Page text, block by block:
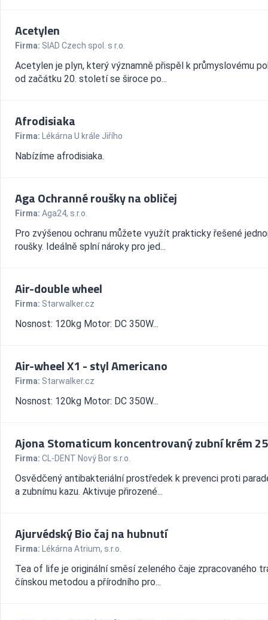
Acetylen
Firma: SIAD Czech spol. s r.o.
Acetylen je plyn, který významně přispěl k průmyslovému
od začátku 20. století se široce po...
Afrodisiaka
Firma: Lékárna U krále Jiřího
Nabízíme afrodisiaka.
Aga Ochranné roušky na obličej
Firma: Aga24, s.r.o.
Pro zvýšenou ochranu můžete využít prakticky řešené
roušky. Ideálně splní nároky pro jed...
Air-double wheel
Firma: Starwalker.cz
Nosnost: 120kg Motor: DC 350W...
Air-wheel X1 - styl Americano
Firma: Starwalker.cz
Nosnost: 120kg Motor: DC 350W...
Ajona Stomaticum koncentrovaný zubní krém
Firma: CL-DENT Nový Bor s.r.o.
Osvědčený antibakteriální prostředek k prevenci proti
a zubnímu kazu. Aktivuje přirozené...
Ajurvédský Bio čaj na hubnutí
Firma: Lékárna Atrium, s.r.o.
Tea of life je originální směsí zeleného čaje zpracovaného
čínskou metodou a přírodního pro...